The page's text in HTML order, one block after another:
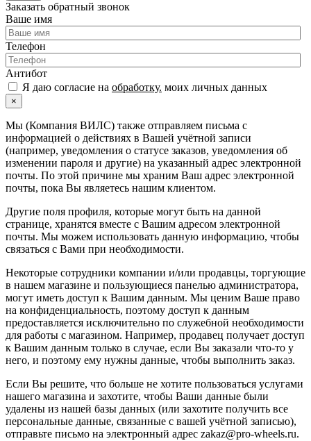
Заказать обратный звонок
Ваше имя
Телефон
Антибот
Я даю согласие на обработку. моих личных данных
×
Мы (Компания ВИЛС) также отправляем письма с
информацией о действиях в Вашей учётной записи
(например, уведомления о статусе заказов, уведомления об
изменении пароля и другие) на указанный адрес электронной
почты. По этой причине мы храним Ваш адрес электронной
почты, пока Вы являетесь нашим клиентом.
Другие поля профиля, которые могут быть на данной
странице, хранятся вместе с Вашим адресом электронной
почты. Мы можем использовать данную информацию, чтобы
связаться с Вами при необходимости.
Некоторые сотрудники компании и/или продавцы, торгующие
в нашем магазине и пользующиеся панелью администратора,
могут иметь доступ к Вашим данным. Мы ценим Ваше право
на конфиденциальность, поэтому доступ к данным
предоставляется исключительно по служебной необходимости
для работы с магазином. Например, продавец получает доступ
к Вашим данным только в случае, если Вы заказали что-то у
него, и поэтому ему нужны данные, чтобы выполнить заказ.
Если Вы решите, что больше не хотите пользоваться услугами
нашего магазина и захотите, чтобы Ваши данные были
удалены из нашей базы данных (или захотите получить все
персональные данные, связанные с вашей учётной записью),
отправьте письмо на электронный адрес zakaz@pro-wheels.ru.